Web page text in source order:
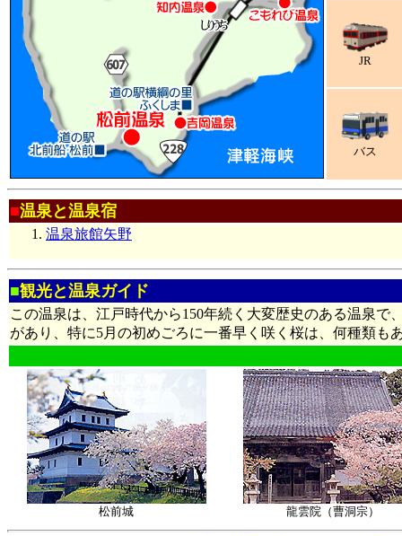
JR
バス
■温泉と温泉宿
温泉旅館矢野
■観光と温泉ガイド
この温泉は、江戸時代から150年続く大変歴史のある温泉
があり、特に5月の初めごろに一番早く咲く桜は、何種類も
松前城 龍雲院（曹洞宗）